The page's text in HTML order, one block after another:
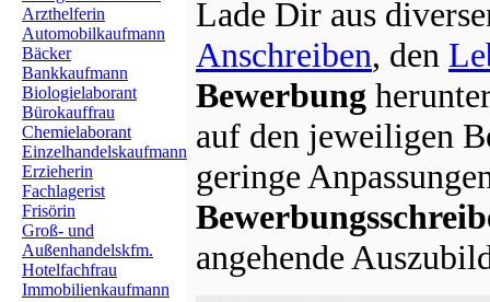
Arzthelferin
Automobilkaufmann
Bäcker
Bankkaufmann
Biologielaborant
Bürokauffrau
Chemielaborant
Einzelhandelskaufmann
Erzieherin
Fachlagerist
Frisörin
Groß- und
Außenhandelskfm.
Hotelfachfrau
Immobilienkaufmann
Lade Dir aus
Anschreiben, den
Bewerbung
auf den jeweiligen
geringe
angehende